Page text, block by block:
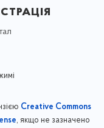
Creative Commons
, якщо не зазначено